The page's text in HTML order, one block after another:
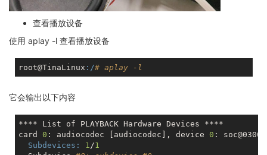
查看播放设备
使用 aplay -l 查看播放设备
root@TinaLinux :/# aplay -l
它会输出以下内容
**** List of PLAYBACK Hardware Devices ****
card 0 : audiocodec [audiocodec], device 0 :
Subdevices:
1 /1